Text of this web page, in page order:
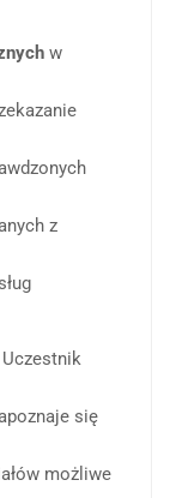
w
z
Uczestnik
się
możliwe